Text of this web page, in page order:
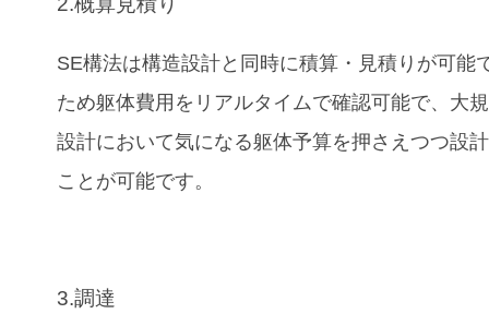
SE構法は構造設計と同時に積算・見積りが可能
ため躯体費用をリアルタイムで確認可能で、大
設計において気になる躯体予算を押さえつつ設
ことが可能です。
3.調達